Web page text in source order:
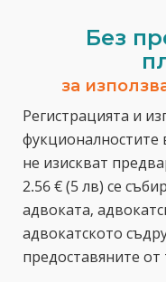
Без
за
Регистрацията и
фукционалностите
не изискват
2.56 € (5 лв) се
адвоката,
адвокатското
предоставяните от